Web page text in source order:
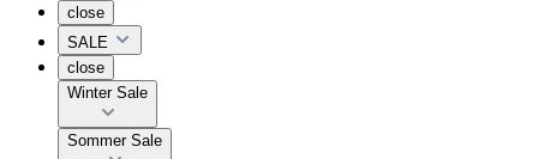
close
SALE
close
Winter Sale
Sommer Sale